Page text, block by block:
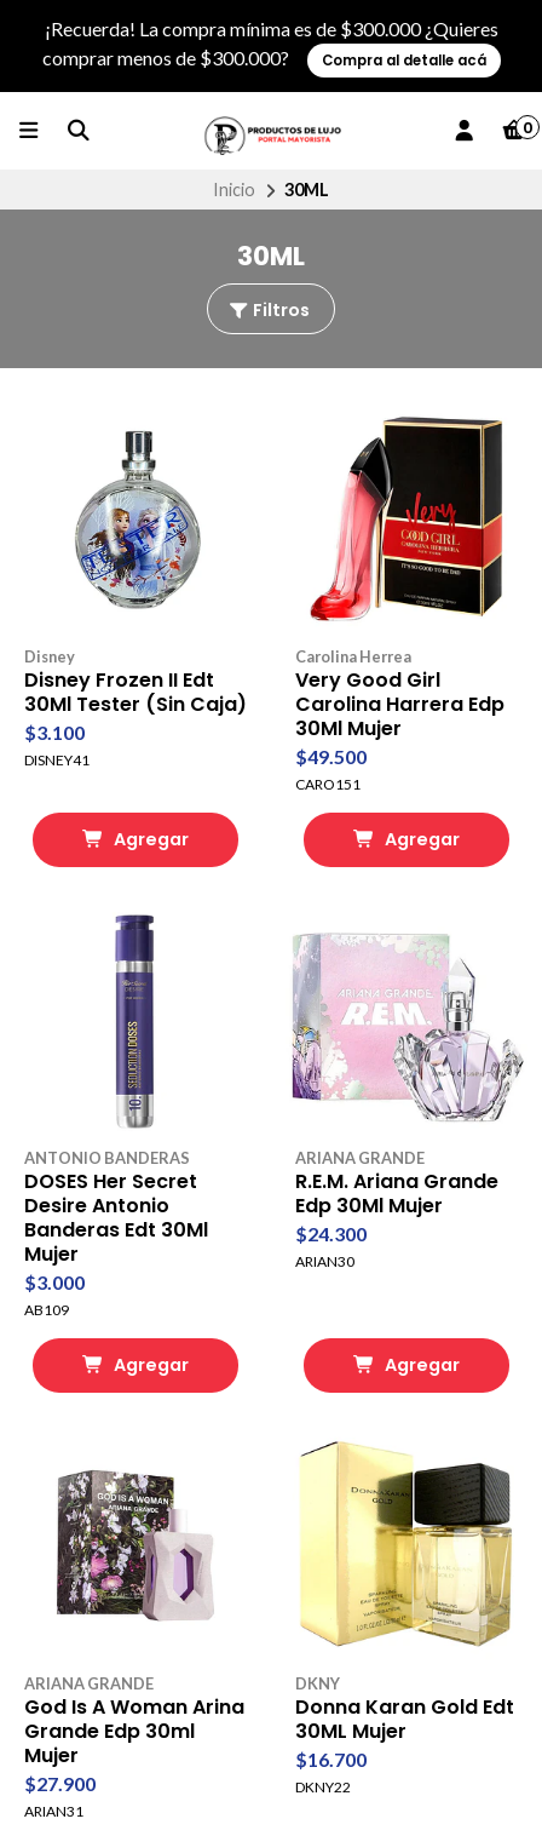
¡Recuerda! La compra mínima es de $300.000 ¿Quieres
comprar menos de $300.000?
Compra al detalle acá
0
Inicio 30ML
30ML
Filtros
Disney
Disney Frozen II Edt
30Ml Tester (Sin Caja)
$3.100
DISNEY41
Agregar
Carolina Herrea
Very Good Girl
Carolina Harrera Edp
30Ml Mujer
$49.500
CARO151
Agregar
ANTONIO BANDERAS
DOSES Her Secret
Desire Antonio
Banderas Edt 30Ml
Mujer
$3.000
AB109
Agregar
ARIANA GRANDE
R.E.M. Ariana Grande
Edp 30Ml Mujer
$24.300
ARIAN30
Agregar
ARIANA GRANDE
God Is A Woman Arina
Grande Edp 30ml
Mujer
$27.900
ARIAN31
DKNY
Donna Karan Gold Edt
30ML Mujer
$16.700
DKNY22